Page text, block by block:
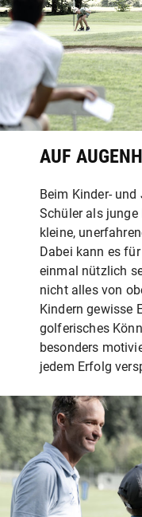
AUF
Beim Kinder-
Schüler als
kleine,
Dabei kann es
einmal nützlich
nicht alles von
Kindern gewisse
golferisches
besonders
jedem Erfolg